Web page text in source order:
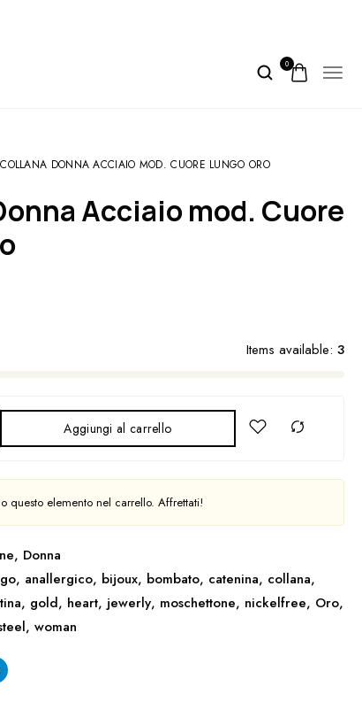
0
COLLANA DONNA ACCIAIO MOD. CUORE LUNGO ORO
Items available: 3
Aggiungi al carrello
questo elemento nel carrello. Affrettati!
, Donna
, anallergico, bijoux, bombato, catenina, collana,
, gold, heart, jewerly, moschettone, nickelfree, Oro,
, woman